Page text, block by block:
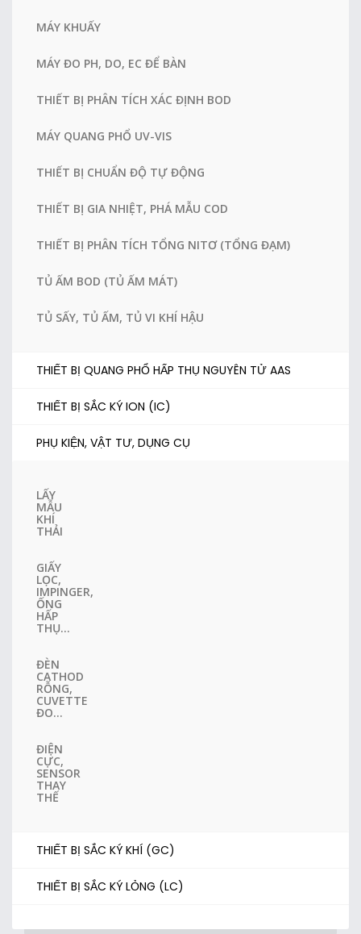
MÁY KHUẤY
MÁY ĐO PH, DO, EC ĐỂ BÀN
THIẾT BỊ PHÂN TÍCH XÁC ĐỊNH BOD
MÁY QUANG PHỔ UV-VIS
THIẾT BỊ CHUẨN ĐỘ TỰ ĐỘNG
THIẾT BỊ GIA NHIỆT, PHÁ MẪU COD
THIẾT BỊ PHÂN TÍCH TỔNG NITƠ (TỔNG ĐẠM)
TỦ ẤM BOD (TỦ ẤM MÁT)
TỦ SẤY, TỦ ẤM, TỦ VI KHÍ HẬU
THIẾT BỊ QUANG PHỔ HẤP THỤ NGUYÊN TỬ AAS
THIẾT BỊ SẮC KÝ ION (IC)
PHỤ KIỆN, VẬT TƯ, DỤNG CỤ
LẤY
MẪU
KHÍ
THẢI
GIẤY
LỌC,
IMPINGER,
ỐNG
HẤP
THỤ...
ĐÈN
CATHOD
RỖNG,
CUVETTE
ĐO...
ĐIỆN
CỰC,
SENSOR
THAY
THẾ
THIẾT BỊ SẮC KÝ KHÍ (GC)
THIẾT BỊ SẮC KÝ LỎNG (LC)